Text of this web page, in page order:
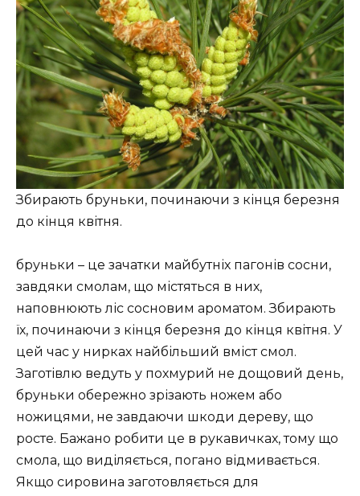
Збирають бруньки, починаючи з кінця березня
до кінця квітня.
бруньки – це зачатки майбутніх пагонів сосни,
завдяки смолам, що містяться в них,
наповнюють ліс сосновим ароматом. Збирають
їх, починаючи з кінця березня до кінця квітня. У
цей час у нирках найбільший вміст смол.
Заготівлю ведуть у похмурий не дощовий день,
бруньки обережно зрізають ножем або
ножицями, не завдаючи шкоди дереву, що
росте. Бажано робити це в рукавичках, тому що
смола, що виділяється, погано відмивається.
Якщо сировина заготовляється для